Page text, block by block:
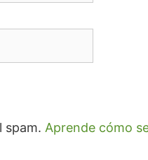
spam. Aprende cómo